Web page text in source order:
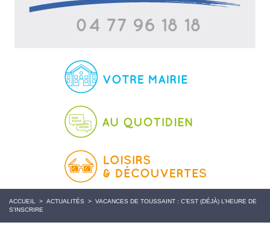
ACCUEIL > ACTUALITÉS > VACANCES DE TOUSSAINT : C’EST (DÉJÀ) L’HEURE DE
S’INSCRIRE